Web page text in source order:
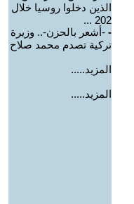
الذين دخلوا روسيا خلال
202 ...
- -أشعر بالحزن-.. وزيرة
تركية تصدم محمد صلاح
المزيد.....
المزيد.....